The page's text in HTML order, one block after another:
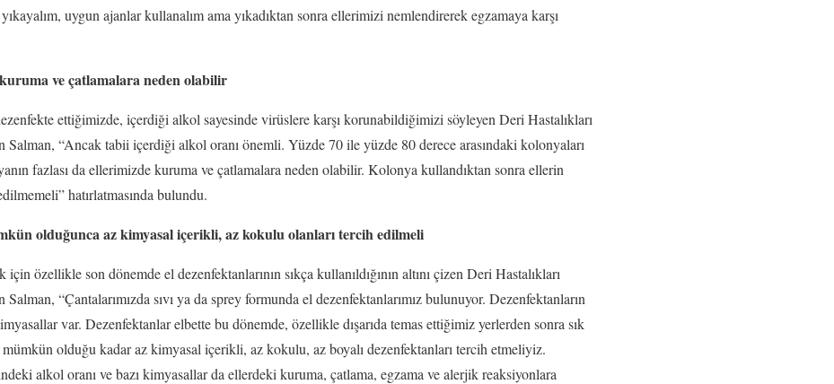
uygun ajanlar kullanalım ama yıkadıktan sonra ellerimizi nemlendirerek egzamaya karşı
ve çatlamalara neden olabilir
ettiğimizde, içerdiği alkol sayesinde virüslere karşı korunabildiğimizi söyleyen Deri Hastalıkları
Salman, “Ancak tabii içerdiği alkol oranı önemli. Yüzde 70 ile yüzde 80 derece arasındaki kolonyaları
fazlası da ellerimizde kuruma ve çatlamalara neden olabilir. Kolonya kullandıktan sonra ellerin
hatırlatmasında bulundu.
olduğunca az kimyasal içerikli, az kokulu olanları tercih edilmeli
özellikle son dönemde el dezenfektanlarının sıkça kullanıldığının altını çizen Deri Hastalıkları
“Çantalarımızda sıvı ya da sprey formunda el dezenfektanlarımız bulunuyor. Dezenfektanların
var. Dezenfektanlar elbette bu dönemde, özellikle dışarıda temas ettiğimiz yerlerden sonra sık
mümkün olduğu kadar az kimyasal içerikli, az kokulu, az boyalı dezenfektanları tercih etmeliyiz.
alkol oranı ve bazı kimyasallar da ellerdeki kuruma, çatlama, egzama ve alerjik reaksiyonlara